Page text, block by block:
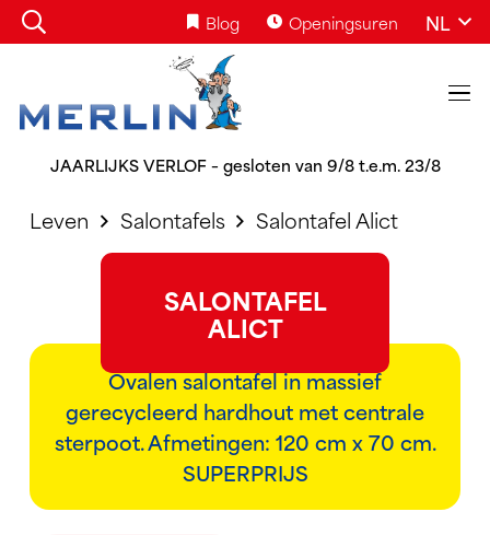
Blog Openingsuren NL
JAARLIJKS VERLOF – gesloten van 9/8 t.e.m. 23/8
Leven Salontafels Salontafel Alict
SALONTAFEL
ALICT
Ovalen salontafel in massief
gerecycleerd hardhout met centrale
sterpoot. Afmetingen: 120 cm x 70 cm.
SUPERPRIJS